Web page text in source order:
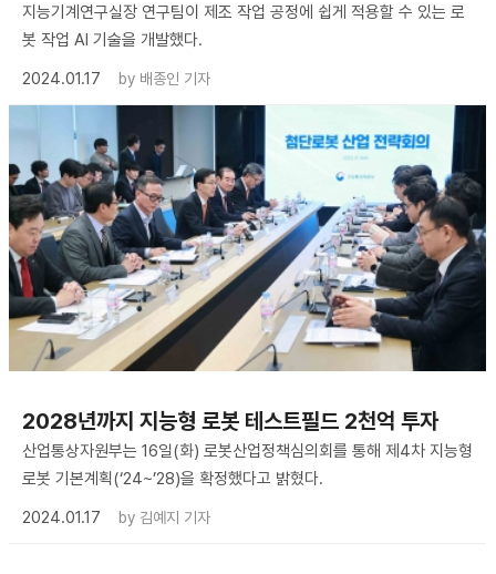
지능기계연구실장 연구팀이 제조 작업 공정에 쉽게 적용할 수 있는 로
봇 작업 AI 기술을 개발했다.
2024.01.17
by 배종인 기자
2028년까지 지능형 로봇 테스트필드 2천억 투자
산업통상자원부는 16일(화) 로봇산업정책심의회를 통해 제4차 지능형
로봇 기본계획(‘24~’28)을 확정했다고 밝혔다.
2024.01.17
by 김예지 기자